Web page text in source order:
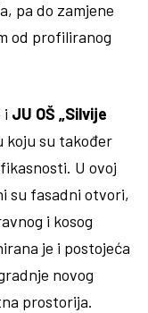
pa do zamjene
od profiliranog
i JU OŠ „Silvije
koju su također
U ovoj
su fasadni otvori,
i kosog
je i postojeća
novog
prostorija.